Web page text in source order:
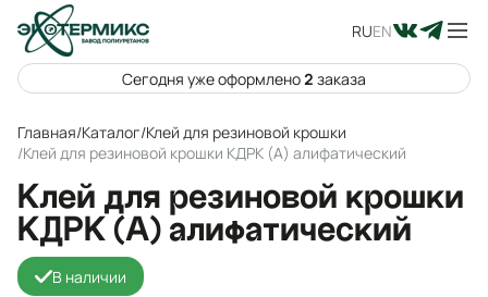
RUEN
Сегодня уже оформлено 2 заказа
Главная/Каталог/Клей для резиновой крошки
/Клей для резиновой крошки КДРК (А) алифатический
Клей для резиновой крошки
КДРК (А) алифатический
В наличии